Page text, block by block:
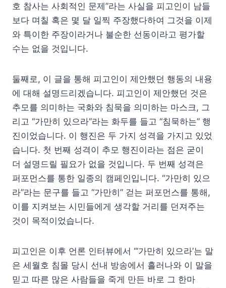
호 참사는 사회적인 문제”라는 사실을 피고인이 남들
보다 며칠 혹은 몇 달 일찍 주장했다하여 그것을 이제
와 특이한 주장이라거나 불순한 선동이라고 평가할
수는 없을 것입니다.
둘째로, 이 글을 통해 피고인이 제안했던 행동의 내용
에 대해 설명드리겠습니다. 피고인이 제안했던 것은
추모를 의미하는 국화와 침묵을 의미하는 마스크, 그
리고 “가만히 있으라”라는 화두를 들고 “침묵하는” 행
진이었습니다. 이 행진은 두 가지 성격을 가지고 있었
습니다. 첫 번째 성격이 추모 행진이라는 점은 굳이
더 설명드릴 필요가 없을 것입니다. 두 번째 성격은
퍼포먼스를 통한 일종의 캠페인입니다. “가만히 있으
라”라는 문구를 들고 “가만히” 걷는 퍼포먼스를 통해,
이를 지켜보는 시민들에게 생각할 거리를 던져주는
것이 목적이었습니다.
피고인은 이후 언론 인터뷰에서 “‘가만히 있으라’는 말
은 세월호 침몰 당시 선내 방송에서 흘러나와 이 말을
믿고 따른 많은 사람들을 죽게 만든 바로 그 한마